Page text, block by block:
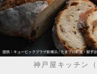
神戸屋キッチン